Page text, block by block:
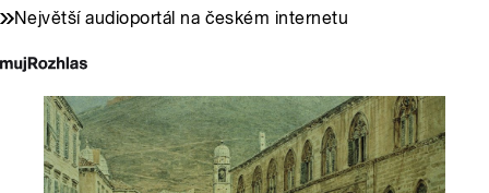
Největší audioportál na českém internetu